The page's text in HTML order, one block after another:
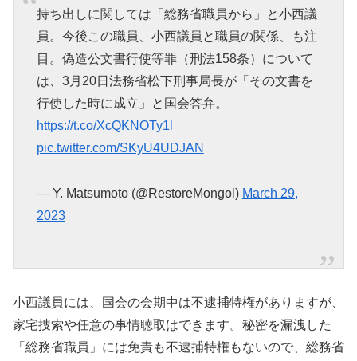
持ち出しに関しては「総務省職員から」と小西議
員。今後この職員、小西議員と職員の関係、も注
目。偽造公文書行使等罪（刑法158条）について
は、3月20日法務省松下刑事局長が「その文書を
行使した時に成立」と国会答弁。
https://t.co/XcQKNOTy1l
pic.twitter.com/SKyU4UDJAN
— Y. Matsumoto (@RestoreMongol) March 29,
2023
小西議員には、国会の会期中は不逮捕特権がありますが、
家宅捜索や任意の事情聴取はできます。秘密を漏洩した
「総務省職員」には免責も不逮捕特権もないので、総務省